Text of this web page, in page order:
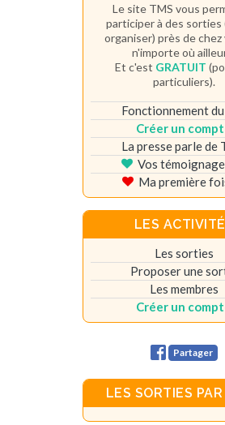
Le site TMS vous
participer à des sorties
organiser) près de chez
n'importe où
Et c'est GRATUIT
particuliers).
Fonctionnement
Créer un
La presse parle de
Vos
Ma première
LES
Les sorties
Proposer une
Les membres
Créer un
Partager
LES SORTIES